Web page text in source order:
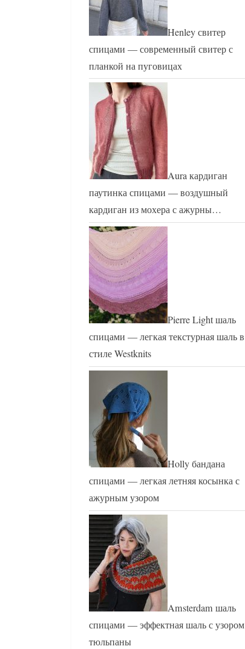
Henley свитер
спицами — современный свитер с
планкой на пуговицах
Aura кардиган
паутинка спицами — воздушный
кардиган из мохера с ажурны…
Pierre Light шаль
спицами — легкая текстурная шаль в
стиле Westknits
Holly бандана
спицами — легкая летняя косынка с
ажурным узором
Amsterdam шаль
спицами — эффектная шаль с узором
тюльпаны